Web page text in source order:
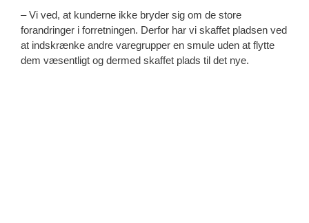
– Vi ved, at kunderne ikke bryder sig om de store
forandringer i forretningen. Derfor har vi skaffet pladsen ved
at indskrænke andre varegrupper en smule uden at flytte
dem væsentligt og dermed skaffet plads til det nye.